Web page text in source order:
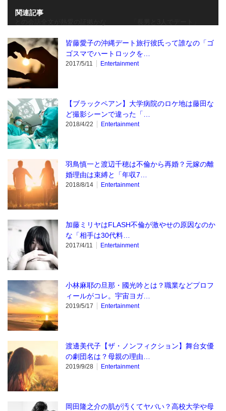
関連記事
皆藤愛子の沖縄デート旅行彼氏って誰なの「ゴ
ゴスマでハートロックを…
2017/5/11 Entertainment
【ブラックペアン】大学病院のロケ地は藤田な
ど撮影シーンで違った「…
2018/4/22 Entertainment
羽鳥慎一と渡辺千穂は不倫から再婚？元嫁の離
婚理由は束縛と「年収7…
2018/8/14 Entertainment
加藤ミリヤはFLASH不倫が激やせの原因なのか
な「相手は30代料…
2017/4/11 Entertainment
小林麻耶の旦那・國光吟とは？職業などプロフ
ィールがコレ。宇宙ヨガ…
2019/5/17 Entertainment
渡邊美代子【ザ・ノンフィクション】舞台女優
の劇団名は？母親の理由…
2019/9/28 Entertainment
岡田隆之介の肌が汚くてヤバい？高校大学や母